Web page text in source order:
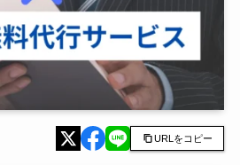
URLをコピー